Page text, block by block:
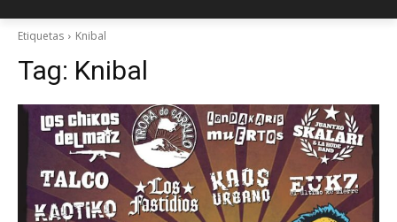
Etiquetas Knibal
Tag: Knibal